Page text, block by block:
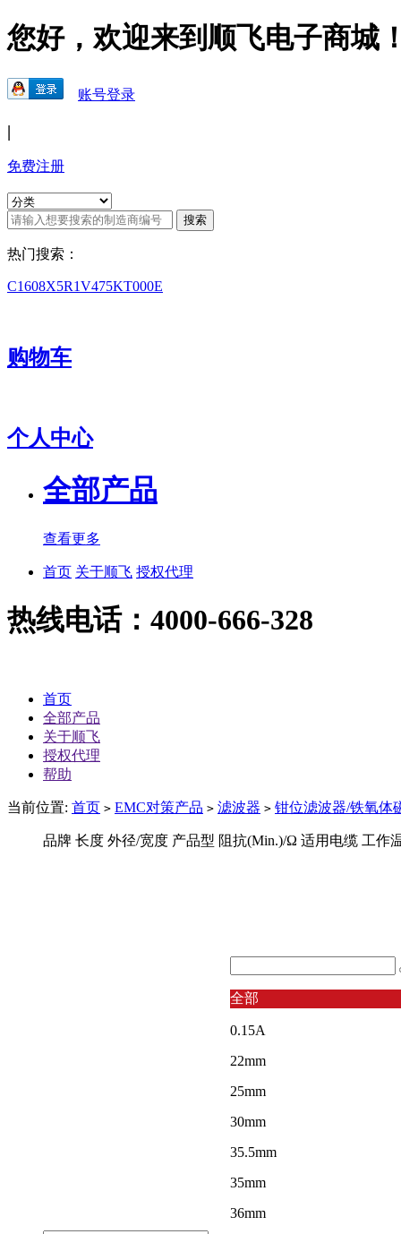
您好，欢迎来到顺飞电子商城
账号登录
|
免费注册
热门搜索：
C1608X5R1V475KT000E
购物车
个人中心
全部产品
查看更多
首页 关于顺飞 授权代理
热线电话：4000-666-328
首页
全部产品
关于顺飞
授权代理
帮助
当前位置: 首页 > EMC对策产品 > 滤波器 > 钳位滤波器/铁氧体
品牌 长度 外径/宽度 产品型 阻抗(Min.)/Ω 适用电缆 工作
全部
0.15A
22mm
25mm
30mm
35.5mm
35mm
36mm